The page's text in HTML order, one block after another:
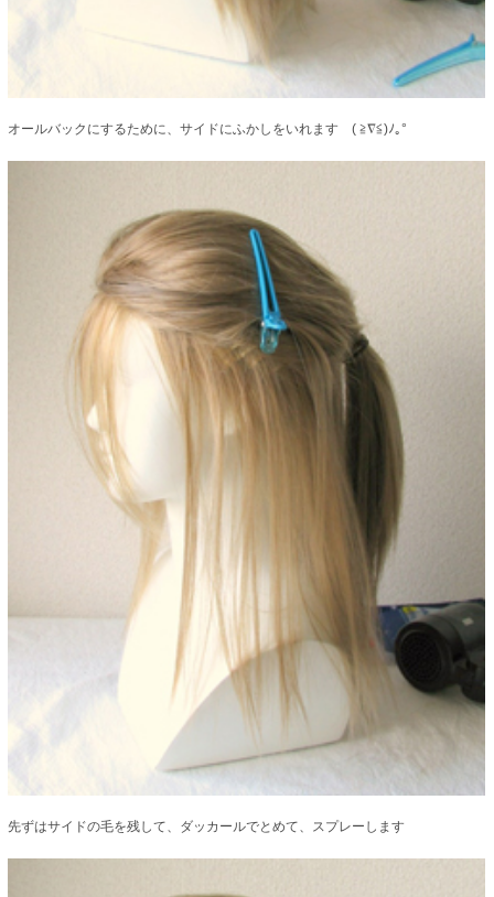
オールバックにするために、サイドにふかしをいれます ( ≧∇≦)ﾉ｡°
先ずはサイドの毛を残して、ダッカールでとめて、スプレーします